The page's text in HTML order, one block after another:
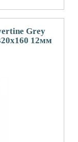
Grey
12мм